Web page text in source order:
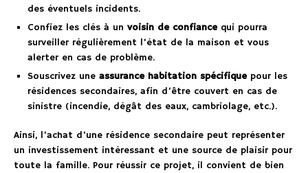
des éventuels incidents.
Confiez les clés à un voisin de confiancequi pourra
surveiller régulièrement l’état de la maison et vous
alerter en cas de problème.
Souscrivez une assurance habitation spécifiquepour les
résidences secondaires, afin d’être couvert en cas de
sinistre (incendie, dégât des eaux, cambriolage, etc.).
Ainsi, l’achat d’une résidence secondaire peut représenter
un investissement intéressant et une source de plaisir pour
toute la famille. Pour réussir ce projet, il convient de bien